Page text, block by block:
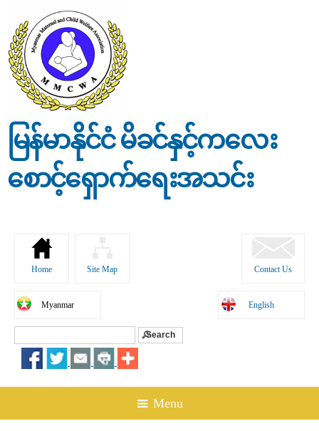
content
မြန်မာနိုင်ငံ မိခင်နှင့်ကလေး
စောင့်ရှောက်ရေးအသင်း
Home Site Map Contact Us
Myanmar English
Search form
☰ Menu